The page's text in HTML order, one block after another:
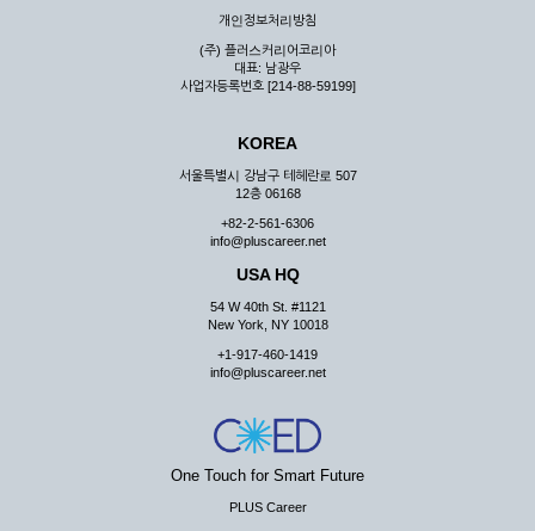
우 그 처리를 위해 노력해야 합니다.
제7조 (회원의 의무)
① 회원은 ID와 비밀 번호에 관한 모든 관리의 책임이 있으며
② 회원은 이용신청서의 기재내용 중 변경된 내용이 있는 경우
서비스를 통하여 그 내용을 회사에 통지하여야 합니다.
③ 다른 회원의 ID와 비밀번호를 부당하게 사용하는 행위를
④ 회원은 회사의 서비스에서 타 사이트의 홍보행위를 하지 않
아야 하며 공공질서나 미풍약속에 위배되는 내용 혹은 저작권을
리 행위도 할 수 없습니다.
사가 통지하는 사항을 준수하여야 하며, 기타 회사의 업무에 방
해되는 행위를 하여서는 아니 됩니다.
제8조 (회원의 관리)
① 회원은 언제든 이 약관에 대한 동의를 철회할 수 있습니다.
개인정보처리방침
(주) 플러스커리어코리아
대표: 남광우
사업자등록번호 [214-88-59199]
KOREA
서울특별시 강남구 테헤란로 507
12층 06168
+82-2-561-6306
info@pluscareer.net
USA HQ
54 W 40th St. #1121
New York, NY 10018
+1-917-460-1419
info@pluscareer.net
One Touch for Smart Future
PLUS Career